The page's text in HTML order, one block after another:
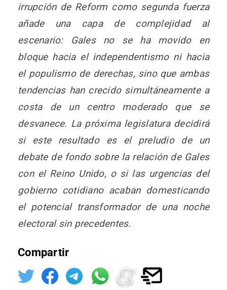
irrupción de Reform como segunda fuerza
añade una capa de complejidad al
escenario: Gales no se ha movido en
bloque hacia el independentismo ni hacia
el populismo de derechas, sino que ambas
tendencias han crecido simultáneamente a
costa de un centro moderado que se
desvanece. La próxima legislatura decidirá
si este resultado es el preludio de un
debate de fondo sobre la relación de Gales
con el Reino Unido, o si las urgencias del
gobierno cotidiano acaban domesticando
el potencial transformador de una noche
electoral sin precedentes.
Compartir